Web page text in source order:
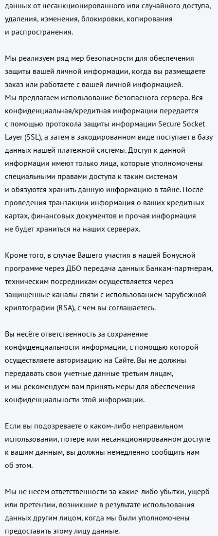
данных от несанкционированного или случайного доступа,
удаления, изменения, блокировки, копирования
и распространения.
Мы реализуем ряд мер безопасности для обеспечения
защиты вашей личной информации, когда вы размещаете
заказ или работаете с вашей личной информацией.
Мы предлагаем использование безопасного сервера. Вся
конфиденциальная/кредитная информации передается
с помощью протокола защиты информации Secure Socket
Layer (SSL), а затем в закодированном виде поступает в базу
данных нашей платежной системы. Доступ к данной
информации имеют только лица, которые уполномочены
специальными правами доступа к таким системам
и обязуются хранить данную информацию в тайне. После
проведения транзакции информация о ваших кредитных
картах, финансовых документов и прочая информация
не будет храниться на наших серверах.
Кроме того, в случае Вашего участия в нашей Бонусной
программе через ДБО передача данных Банкам-партнерам,
техническим посредникам осуществляется через
защищенные каналы связи с использованием зарубежной
криптографии (RSA), с чем вы соглашаетесь.
Вы несёте ответственность за сохранение
конфиденциальности информации, с помощью которой
осуществляете авторизацию на Сайте. Вы не должны
передавать свои учетные данные третьим лицам,
и мы рекомендуем вам принять меры для обеспечения
конфиденциальности этой информации.
Если вы подозреваете о каком-либо неправильном
использовании, потере или несанкционированном доступе
к вашим данным, вы должны немедленно сообщить нам
об этом.
Мы не несём ответственности за какие-либо убытки, ущерб
или претензии, возникшие в результате использования
данных другим лицом, когда мы были уполномочены
предоставить этому лицу данные.